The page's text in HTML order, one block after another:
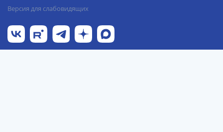
Версия для слабовидящих